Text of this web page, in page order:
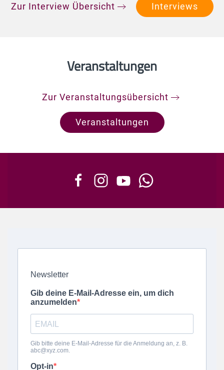
Zur Interview Übersicht Interviews
Veranstaltungen
Zur Veranstaltungsübersicht
Veranstaltungen